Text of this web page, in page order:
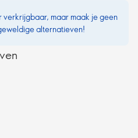
verkrijgbaar, maar maak je geen
alternatieven!